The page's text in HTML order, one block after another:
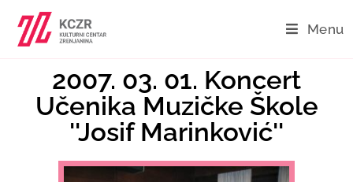
Menu
2007. 03. 01. Koncert
Učenika Muzičke Škole
''Josif Marinković''